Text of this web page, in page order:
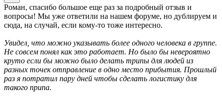
Роман, спасибо большое еще раз за подробный отзыв и
вопросы! Мы уже ответили на нашем форуме, но дублируем и
сюда, на случай, если кому-то тоже интересно.
Увидел, что можно указывать более одного человека в группе.
Не совсем понял как это работает. Но было бы невероятно
круто если бы можно было делать трипы для людей из
разных точек отправление в одно место прибытия. Прошлый
раз я потратил пару дней чтобы сделать логистику для
такого припа.